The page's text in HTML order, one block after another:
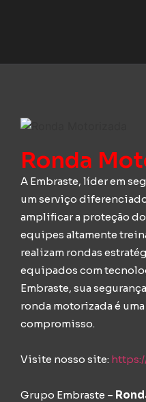
Ronda
A Embraste, líder em
um serviço
amplificar a proteção
equipes altamente
realizam rondas
equipados com
Embraste, sua
ronda motorizada é
compromisso.
Visite nosso site:
Grupo Embraste –